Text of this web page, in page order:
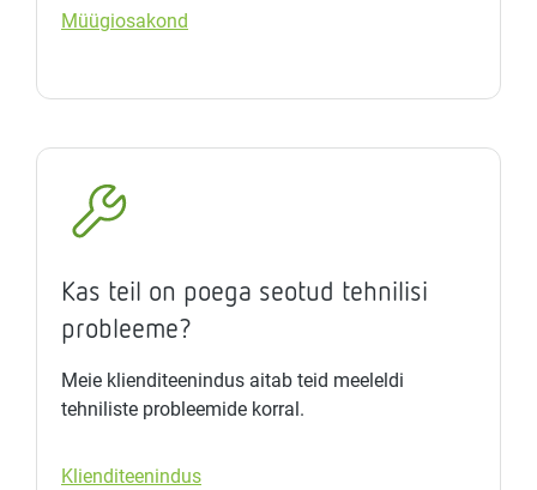
Müügiosakond
Kas teil on poega seotud tehnilisi
probleeme?
Meie klienditeenindus aitab teid meeleldi
tehniliste probleemide korral.
Klienditeenindus